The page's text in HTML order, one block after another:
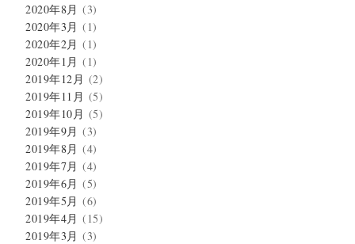
2020年8月 (3)
2020年3月 (1)
2020年2月 (1)
2020年1月 (1)
2019年12月 (2)
2019年11月 (5)
2019年10月 (5)
2019年9月 (3)
2019年8月 (4)
2019年7月 (4)
2019年6月 (5)
2019年5月 (6)
2019年4月 (15)
2019年3月 (3)